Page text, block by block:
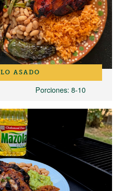
ASADO
Porciones: 8-10